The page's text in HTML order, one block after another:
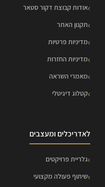
אודות קבוצת דקור סטאר
תקנון האתר
מדיניות פרטיות
מדיניות החזרות
מאמרי השראה
קטלוג דיגיטלי
לאדריכלים ומעצבים
גלריית פרויקטים
שיתוף פעולה מקצועי